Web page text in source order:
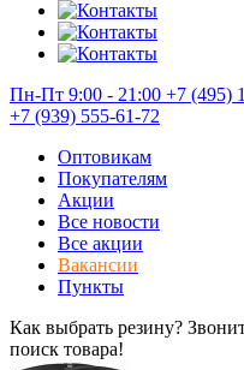
Пн-Пт 9:00 - 21:00 +7 (495)
+7 (939) 555-61-72
Оптовикам
Покупателям
Акции
Все новости
Все акции
Вакансии
Пункты
Как выбрать резину?
поиск товара!